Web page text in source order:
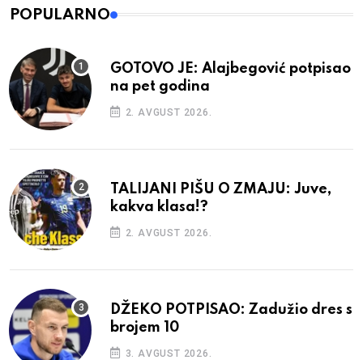
POPULARNO
GOTOVO JE: Alajbegović potpisao
na pet godina
2. AVGUST 2026.
TALIJANI PIŠU O ZMAJU: Juve,
kakva klasa!?
2. AVGUST 2026.
DŽEKO POTPISAO: Zadužio dres s
brojem 10
3. AVGUST 2026.